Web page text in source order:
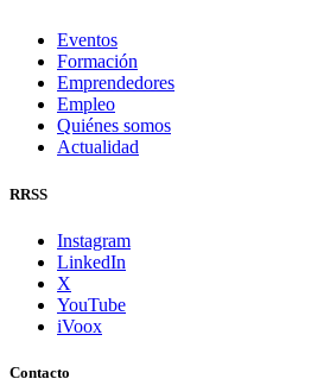
Eventos
Formación
Emprendedores
Empleo
Quiénes somos
Actualidad
RRSS
Instagram
LinkedIn
X
YouTube
iVoox
Contacto